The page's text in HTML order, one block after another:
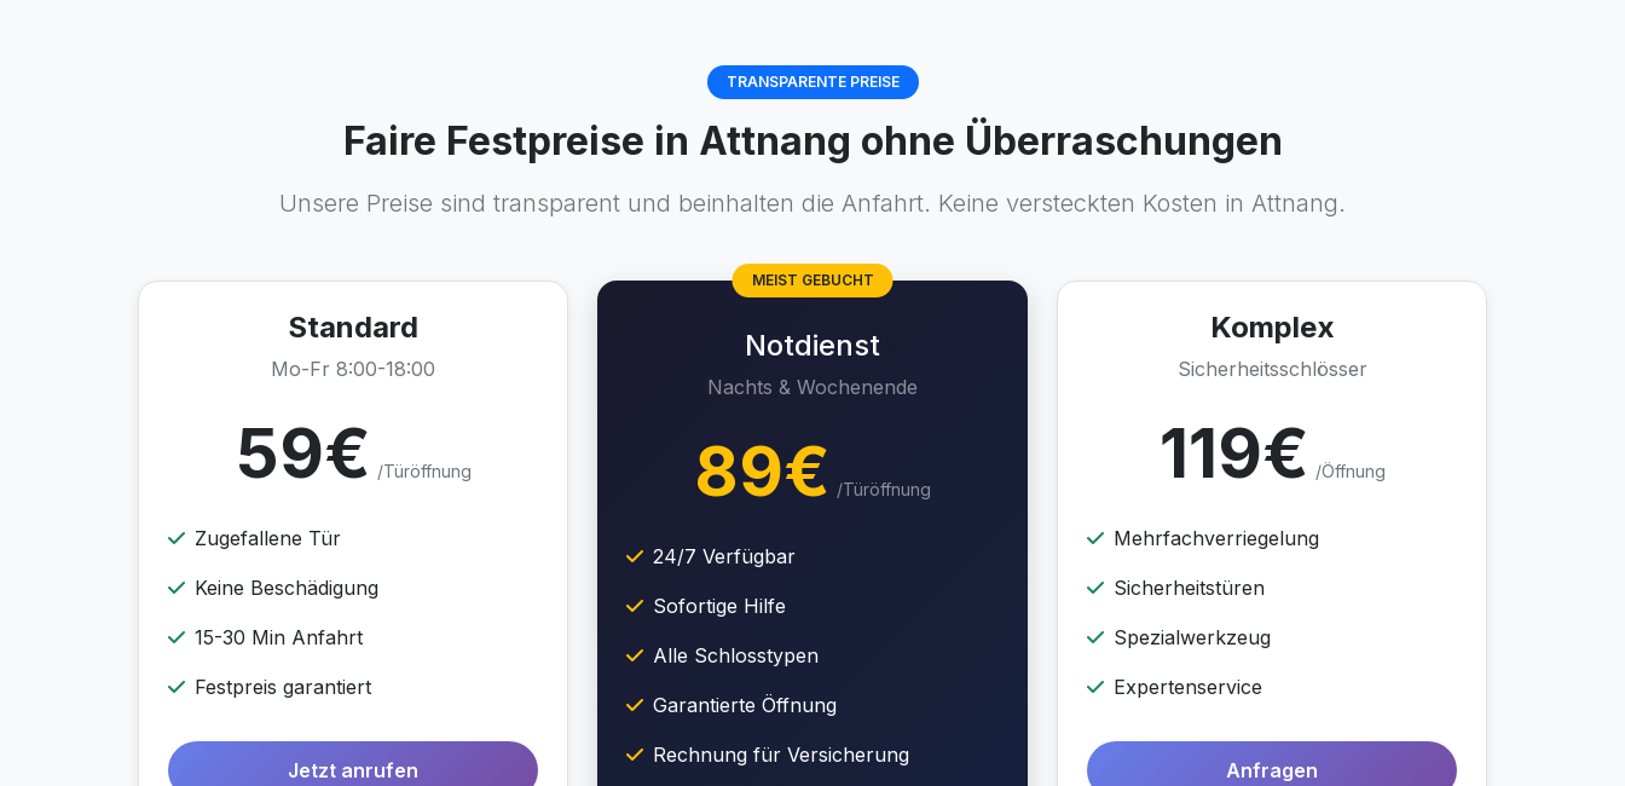
TRANSPARENTE PREISE
Faire Festpreise in Attnang ohne Überraschungen
Unsere Preise sind transparent und beinhalten die Anfahrt. Keine versteckten Kosten in Attnang.
Standard
Mo-Fr 8:00-18:00
59€ /Türöffnung
Zugefallene Tür
Keine Beschädigung
15-30 Min Anfahrt
Festpreis garantiert
Jetzt anrufen
MEIST GEBUCHT
Notdienst
Nachts & Wochenende
89€ /Türöffnung
24/7 Verfügbar
Sofortige Hilfe
Alle Schlosstypen
Garantierte Öffnung
Rechnung für Versicherung
Komplex
Sicherheitsschlösser
119€ /Öffnung
Mehrfachverriegelung
Sicherheitstüren
Spezialwerkzeug
Expertenservice
Anfragen